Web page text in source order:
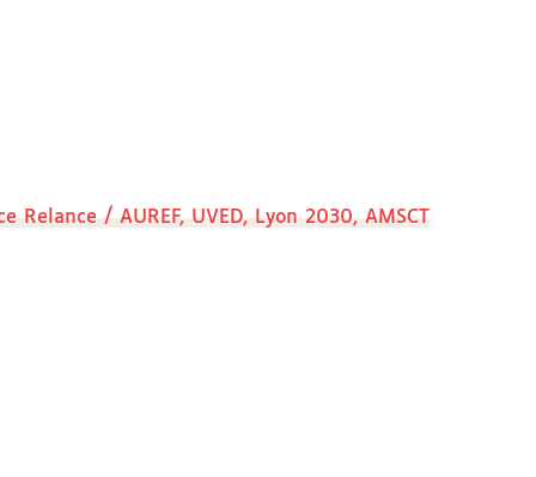
/ AUREF, UVED, Lyon 2030, AMSCT